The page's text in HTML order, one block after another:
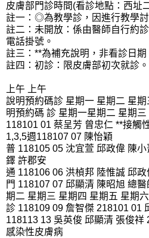
皮膚部門診時間(看診地點：西址
註一：◎為教學診，因進行教學
註二：未開放：係由醫師自行約
電話掛號。
註三：**為補充說明，非看診日期
註四：初診：限皮膚部初次就診。
上午 上午
說明預約碼診 星期一 星期二 星
明預約碼 診 星期一星期二 星期
118101 01 蔡呈芳 曾忠仁 **接觸
1,3,5週118107 07 陳怡穎
普 118105 05 沈宜萱 邱政偉 陳
鐸 許郡安
通 118106 06 洪楨邦 陸惟誠 邱
門 118107 07 邱顯清 陳昭旭 總
期二 星期三 星期四 星期五 星期六
診 118109 09 詹智傑 218101 01
118113 13 吳英俊 邱顯清 張俊祥
感染性皮膚病